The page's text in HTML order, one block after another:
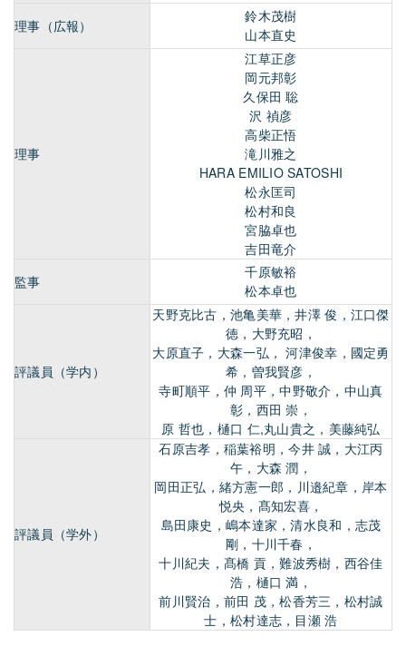
理事（広報）
鈴木茂樹
山本直史
理事
江草正彦
岡元邦彰
久保田 聡
沢 禎彦
高柴正悟
滝川雅之
HARA EMILIO SATOSHI
松永匡司
松村和良
宮脇卓也
吉田竜介
監事
千原敏裕
松本卓也
評議員（学内）
天野克比古，池亀美華，井澤 俊，江口傑
徳，大野充昭，
大原直子，大森一弘， 河津俊幸，國定勇
希，曽我賢彦，
寺町順平，仲 周平，中野敬介，中山真
彰，西田 崇，
原 哲也，樋口 仁,丸山貴之，美藤純弘
評議員（学外）
石原吉孝，稲葉裕明，今井 誠，大江丙
午，大森 潤，
岡田正弘，緒方憲一郎，川邉紀章，岸本
悦央，髙知宏喜，
島田康史，嶋本達家，清水良和，志茂
剛，十川千春，
十川紀夫，髙橋 貢，難波秀樹，西谷佳
浩，樋口 満，
前川賢治，前田 茂，松香芳三，松村誠
士，松村達志，目瀬 浩